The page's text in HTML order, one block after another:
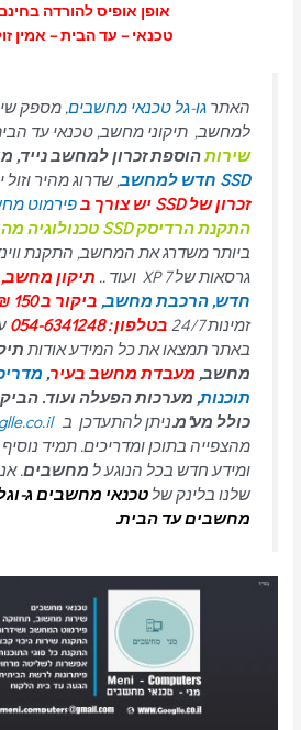
אופן אופיס להורדה
טכנאי – עד הבית – אמין
האתרגו-גל טכנאי מחשבים, מספק
למחשב, תיקוני מחשב, טכנאי עד
שירותהוספת זכרון למחשב
SSD חדש למחשב
, שדרוג מהיר וזול
זכרון של SSD יש צורך ב
פירמוט
התקנת הרדיסק SSD טכנולוגיה מהירה
גרסאות של 7 XP ועוד ..
תיקון
חדש, הרכבת מחשב, ביקור ב 150 ₪
זמינות 24/7
בטלפון : 054-6341248
באתר תמצאו את כל המידע אודות
מחשב, מעבדת מחשב בעיר,
תוכנות, מערכות הפעלה ועוד.
כולל מע"מ.ניתן להתעדכן ב
מהצפייה בתוכן ומדריכים. תמיד
ומידע חדש בכל הנוגע ל מחשבים.
שלנו בלינק שלטכנאי מחשבים ג-
מחשבים עד הבית.